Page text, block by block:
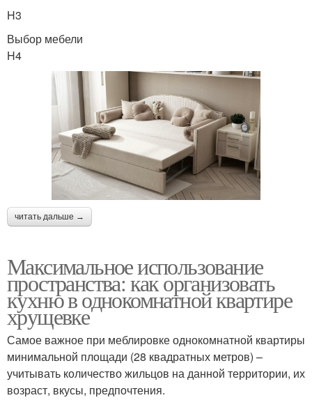
H3
Выбор мебели
H4
читать дальше →
Максимальное использование
пространства: как организовать
кухню в однокомнатной квартире
хрущевке
Самое важное при меблировке однокомнатной квартиры
минимальной площади (28 квадратных метров) –
учитывать количество жильцов на данной территории, их
возраст, вкусы, предпочтения.